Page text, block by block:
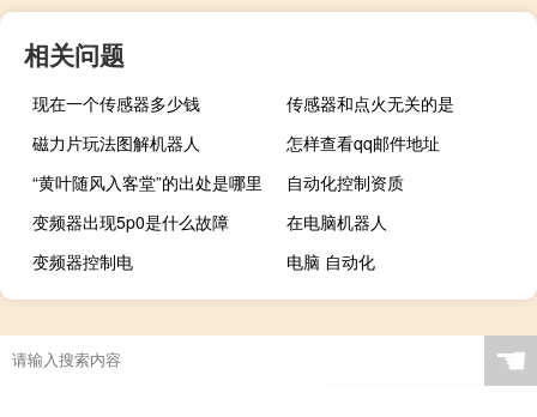
相关问题
现在一个传感器多少钱
传感器和点火无关的是
磁力片玩法图解机器人
怎样查看qq邮件地址
“黄叶随风入客堂”的出处是哪里
自动化控制资质
变频器出现5p0是什么故障
在电脑机器人
变频器控制电
电脑 自动化
☚